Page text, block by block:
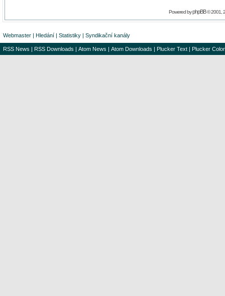
Powered byphpBB© 2001,
Webmaster | Hledání | Statistiky | Syndikační kanály
RSS News | RSS Downloads | Atom News | Atom Downloads | Plucker Text | Plucker Color